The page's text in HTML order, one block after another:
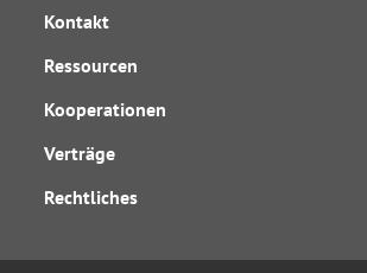
Kontakt
Ressourcen
Kooperationen
Verträge
Rechtliches